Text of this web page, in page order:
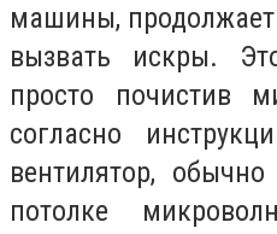
машины, продолжает
вызвать искры.
просто почистив
согласно
вентилятор,
потолке